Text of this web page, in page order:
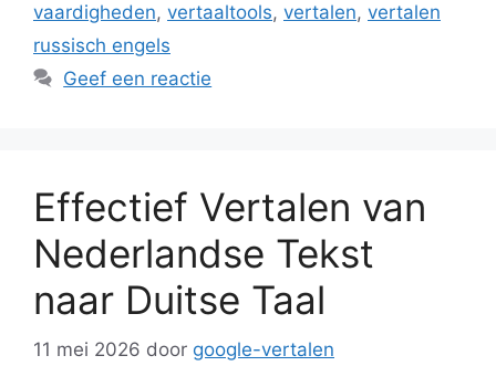
vaardigheden, vertaaltools, vertalen, vertalen
russisch engels
Geef een reactie
Effectief Vertalen van
Nederlandse Tekst
naar Duitse Taal
11 mei 2026 door google-vertalen